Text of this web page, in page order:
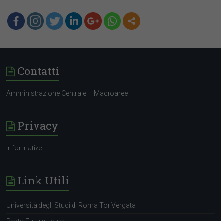
Contatti
AmminIstrazione Centrale – Macroaree
Privacy
Informative
Link Utili
Università degli Studi di Roma Tor Vergata